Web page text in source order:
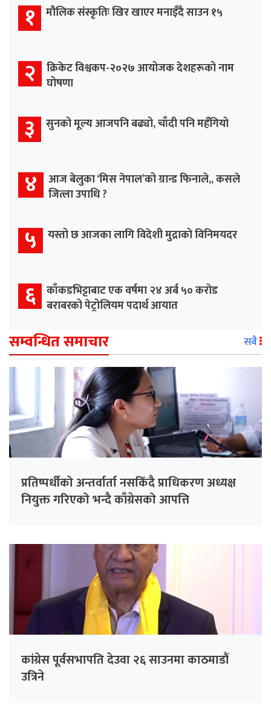
१ मौलिक संस्कृतिः खिर खाएर मनाइँदै साउन १५
२
क्रिकेट विश्वकप-२०२७ आयोजक देशहरूको नाम
घोषणा
३ सुनको मूल्य आजपनि बढ्यो, चाँदी पनि महँगियो
४
आज बेलुका ‘मिस नेपाल’को ग्रान्ड फिनाले,, कसले
जित्ला उपाधि ?
५ यस्तो छ आजका लागि विदेशी मुद्राको विनिमयदर
६ काँकडभिट्टाबाट एक वर्षमा २४ अर्ब ५० करोड
बराबरको पेट्रोलियम पदार्थ आयात
सम्वन्धित समाचार सबै
प्रतिष्पर्धीको अन्तर्वार्ता नसकिँदै प्राधिकरण अध्यक्ष
नियुक्त गरिएको भन्दै काँग्रेसको आपत्ति
कांग्रेस पूर्वसभापति देउवा २६ साउनमा काठमाडौं
उत्रिने